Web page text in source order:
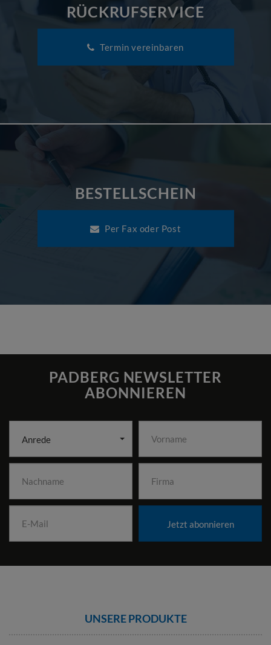
RÜCKRUFSERVICE
Termin vereinbaren
BESTELLSCHEIN
Per Fax oder Post
PADBERG NEWSLETTER
ABONNIEREN
Anrede
Jetzt abonnieren
UNSERE PRODUKTE